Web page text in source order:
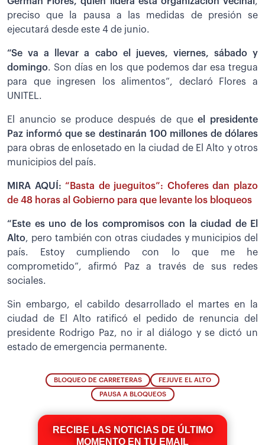
preciso que la pausa a las medidas de presión se
ejecutará desde este 4 de junio.
“Se va a llevar a cabo el jueves, viernes, sábado y
domingo. Son días en los que podemos dar esa tregua
para que ingresen los alimentos”, declaró Flores a
UNITEL.
El anuncio se produce después de queel presidente
Paz informó que se destinarán 100 millones de dólares
para obras de enlosetado en la ciudad de El Alto y otros
municipios del país.
MIRA AQUÍ:“Basta de jueguitos”: Choferes dan plazo
de 48 horas al Gobierno para que levante los bloqueos
“Este es uno de los compromisos con la ciudad de El
Alto, pero también con otras ciudades y municipios del
país. Estoy cumpliendo con lo que me he
comprometido”, afirmó Paz a través de sus redes
sociales.
Sin embargo, el cabildo desarrollado el martes en la
ciudad de El Alto ratificó el pedido de renuncia del
presidente Rodrigo Paz, no ir al diálogo y se dictó un
estado de emergencia permanente.
BLOQUEO DE CARRETERAS FEJUVE EL ALTO
PAUSA A BLOQUEOS
RECIBE LAS NOTICIAS DE ÚLTIMO
MOMENTO EN TU EMAIL